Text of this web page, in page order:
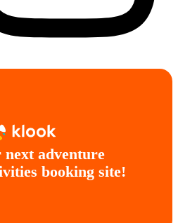
adventure
booking site!